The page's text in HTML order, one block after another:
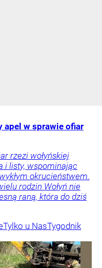
apel w sprawie ofiar
rzezi wołyńskiej
i listy, wspominając
okrucieństwem.
rodzin Wołyń nie
raną, która do dziś
Tylko u NasTygodnik